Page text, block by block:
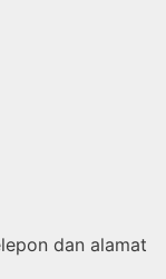
dan alamat